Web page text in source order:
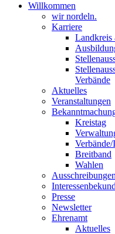
Willkommen
wir nordeln.
Karriere
Landkreis
Verbände
Aktuelles
Veranstaltungen
Kreistag
Breitband
Wahlen
Ausschreibungen
Presse
Newsletter
Ehrenamt
Aktuelles